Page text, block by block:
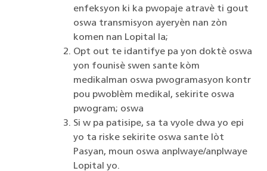
enfeksyon ki ka pwopaje atravè ti gout
oswa transmisyon ayeryèn nan zòn
komen nan Lopital la;
Opt out te idantifye pa yon doktè oswa
yon founisè swen sante kòm
medikalman oswa pwogramasyon kontr
pou pwoblèm medikal, sekirite oswa
pwogram; oswa
Si w pa patisipe, sa ta vyole dwa yo epi
yo ta riske sekirite oswa sante lòt
Pasyan, moun oswa anplwaye/anplwaye
Lopital yo.